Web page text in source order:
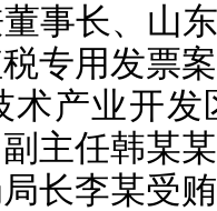
事长、 山
专用发票
术产业开
主任韩某
长李某受